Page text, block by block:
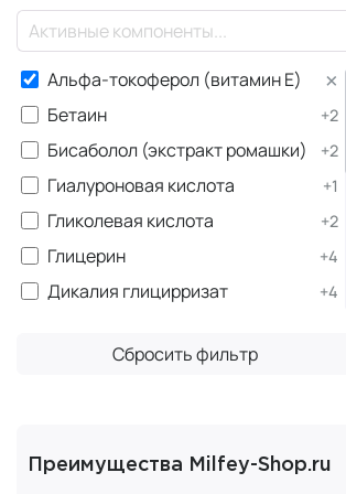
Альфа-токоферол (витамин Е) ×
Бетаин +2
Бисаболол (экстракт ромашки) +2
Гиалуроновая кислота +1
Гликолевая кислота +2
Глицерин +4
Дикалия глицирризат +4
Масло жожоба
Сквален +1
Сбросить фильтр
Преимущества Milfey-Shop.ru